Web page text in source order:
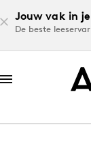
Jouw vak in
De beste